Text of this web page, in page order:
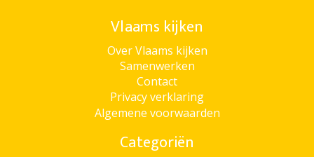
Vlaams kijken
Over Vlaams kijken
Samenwerken
Contact
Privacy verklaring
Algemene voorwaarden
Categoriën